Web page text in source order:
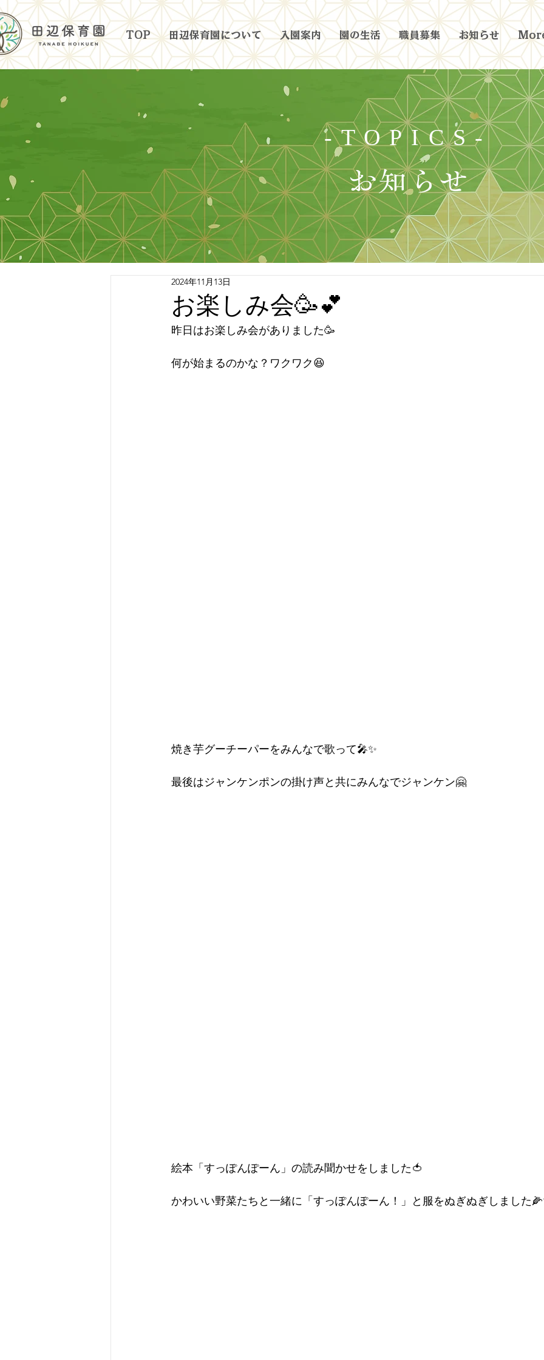
TOP 田辺保育園について 入園案内 園の生活 職員募集 お知らせ
-TOPICS-
お知らせ
お楽しみ会🥳💕
2024年11月13日
昨日はお楽しみ会がありました🥳
何が始まるのかな？ワクワク😆
焼き芋グーチーパーをみんなで歌って🎤✨
最後はジャンケンポンの掛け声と共にみんなでジャンケン🤗
絵本「すっぽんぽーん」の読み聞かせをしました🍅
かわいい野菜たちと一緒に「すっぽんぽーん！」と服をぬぎぬぎしました